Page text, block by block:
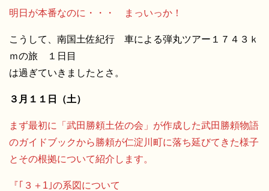
明日が本番なのに・・・ まっいっか！
こうして、南国土佐紀行 車による弾丸ツアー１７４３ｋ
ｍの旅 １日目
は過ぎていきましたとさ。
３月１１日（土）
まず最初に「武田勝頼土佐の会」が作成した武田勝頼物語
のガイドブックから勝頼が仁淀川町に落ち延びてきた様子
とその根拠について紹介します。
『｢３＋1｣の系図について